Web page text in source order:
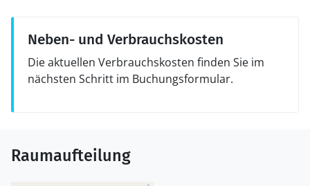
Neben- und Verbrauchskosten
Die aktuellen Verbrauchskosten finden Sie im
nächsten Schritt im Buchungsformular.
Raumaufteilung